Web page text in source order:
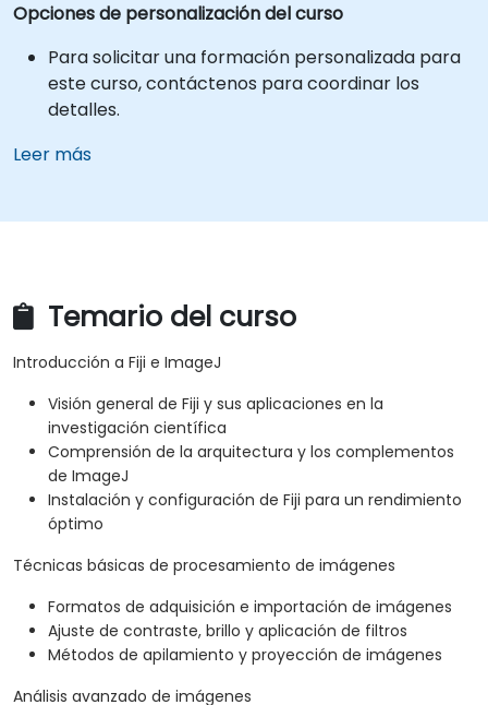
Opciones de personalización del curso
Para solicitar una formación personalizada para
este curso, contáctenos para coordinar los
detalles.
Leer más
Temario del curso
Introducción a Fiji e ImageJ
Visión general de Fiji y sus aplicaciones en la
investigación científica
Comprensión de la arquitectura y los complementos
de ImageJ
Instalación y configuración de Fiji para un rendimiento
óptimo
Técnicas básicas de procesamiento de imágenes
Formatos de adquisición e importación de imágenes
Ajuste de contraste, brillo y aplicación de filtros
Métodos de apilamiento y proyección de imágenes
Análisis avanzado de imágenes